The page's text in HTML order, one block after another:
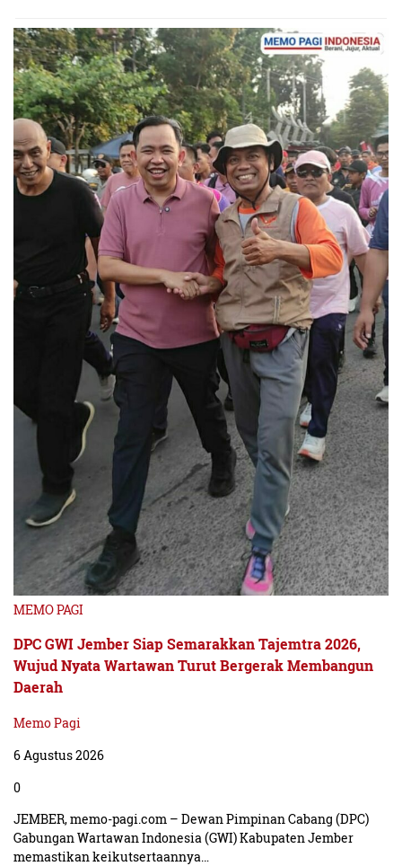
MEMO PAGI
DPC GWI Jember Siap Semarakkan Tajemtra 2026,
Wujud Nyata Wartawan Turut Bergerak Membangun
Daerah
Memo Pagi
6 Agustus 2026
0
JEMBER, memo-pagi.com – Dewan Pimpinan Cabang (DPC)
Gabungan Wartawan Indonesia (GWI) Kabupaten Jember
memastikan keikutsertaannya…